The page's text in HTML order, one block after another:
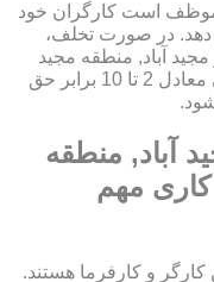
کارفرما موظف است کارگران خود
دهد. در صورت تخلف،
آباد, منطقه مجید
آباد،اقدام به شکایت کند و حتی جریمه ای معادل 2 تا 10 برابر حق
آباد, منطقه
کاری مهم
و کارفرما هستند.